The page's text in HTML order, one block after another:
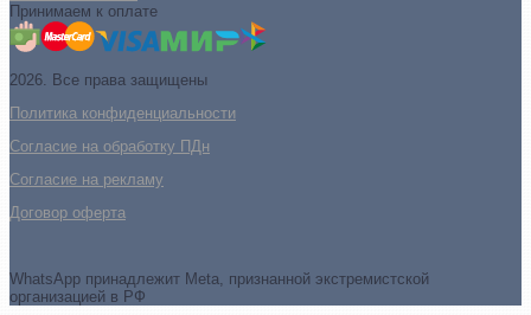
Принимаем к оплате
2026. Все права защищены
Политика конфиденциальности
Согласие на обработку ПДн
Cогласие на рекламу
Договор оферта
WhatsApp принадлежит Meta, признанной экстремистской
организацией в РФ